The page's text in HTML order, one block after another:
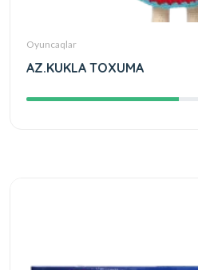
Oyuncaqlar
AZ.KUKLA TOXUMA